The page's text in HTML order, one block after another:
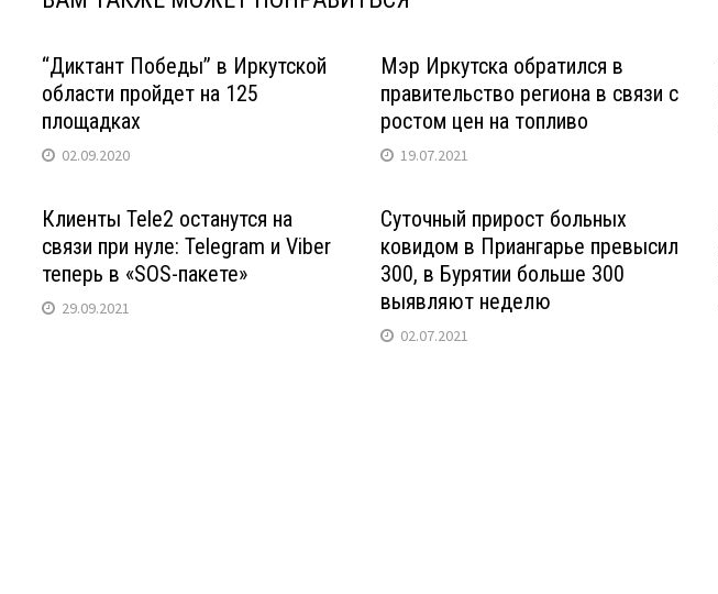
“Диктант Победы” в Иркутской
области пройдет на 125
площадках
02.09.2020
Мэр Иркутска обратился в
правительство региона в связи с
ростом цен на топливо
19.07.2021
Клиенты Tele2 останутся на
связи при нуле: Telegram и Viber
теперь в «SOS-пакете»
29.09.2021
Суточный прирост больных
ковидом в Приангарье превысил
300, в Бурятии больше 300
выявляют неделю
02.07.2021